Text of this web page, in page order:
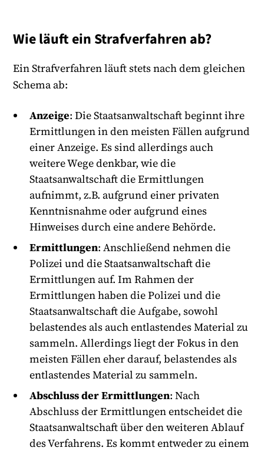
Wie läuft ein Strafverfahren ab?
Ein Strafverfahren läuft stets nach dem gleichen
Schema ab:
Anzeige: Die Staatsanwaltschaft beginnt ihre
Ermittlungen in den meisten Fällen aufgrund
einer Anzeige. Es sind allerdings auch
weitere Wege denkbar, wie die
Staatsanwaltschaft die Ermittlungen
aufnimmt, z.B. aufgrund einer privaten
Kenntnisnahme oder aufgrund eines
Hinweises durch eine andere Behörde.
Ermittlungen: Anschließend nehmen die
Polizei und die Staatsanwaltschaft die
Ermittlungen auf. Im Rahmen der
Ermittlungen haben die Polizei und die
Staatsanwaltschaft die Aufgabe, sowohl
belastendes als auch entlastendes Material zu
sammeln. Allerdings liegt der Fokus in den
meisten Fällen eher darauf, belastendes als
entlastendes Material zu sammeln.
Abschluss der Ermittlungen: Nach
Abschluss der Ermittlungen entscheidet die
Staatsanwaltschaft über den weiteren Ablauf
des Verfahrens. Es kommt entweder zu einem